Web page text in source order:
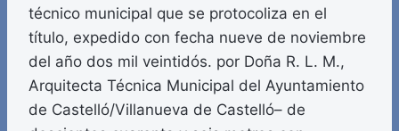
técnico municipal que se protocoliza en el
título, expedido con fecha nueve de noviembre
del año dos mil veintidós. por Doña R. L. M.,
Arquitecta Técnica Municipal del Ayuntamiento
de Castelló/Villanueva de Castelló– de